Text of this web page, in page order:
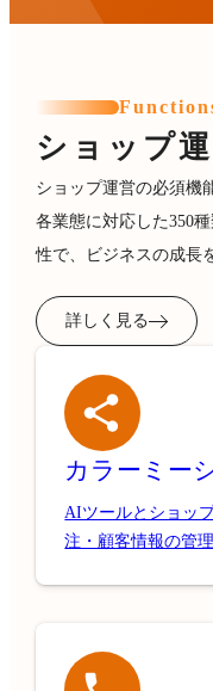
ショップ
ショップ運営の必須機
各業態に対応した350
性で、ビジネスの成長
詳しく見る
カラーミー
AIツールとショッ
注・顧客情報の管